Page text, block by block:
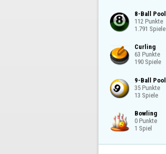
8-Ball Pool
112 Punkte
1.791 Spiele
Curling
63 Punkte
190 Spiele
9-Ball Pool
35 Punkte
13 Spiele
Bowling
0 Punkte
1 Spiel